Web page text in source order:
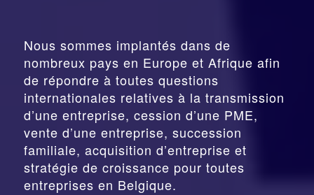
Nous sommes implantés dans de
nombreux pays en Europe et Afrique afin
de répondre à toutes questions
internationales relatives à la transmission
d’une entreprise, cession d’une PME,
vente d’une entreprise, succession
familiale, acquisition d’entreprise et
stratégie de croissance pour toutes
entreprises en Belgique.